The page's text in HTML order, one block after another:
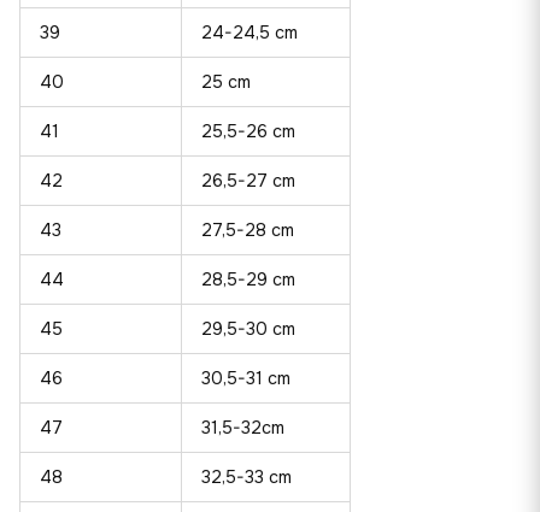
39 24-24,5 cm
40 25 cm
41 25,5-26 cm
42 26,5-27 cm
43 27,5-28 cm
44 28,5-29 cm
45 29,5-30 cm
46 30,5-31 cm
47 31,5-32cm
48 32,5-33 cm